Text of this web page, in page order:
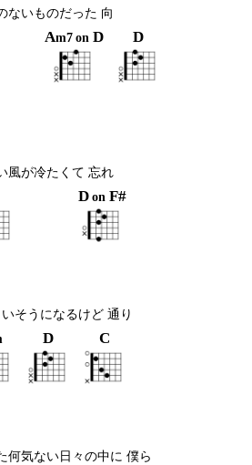
ないものだった 向
Am7 on D D
風が冷たくて 忘れ
D on F#
そうになるけど 通り
D C
何気ない日々の中に 僕ら